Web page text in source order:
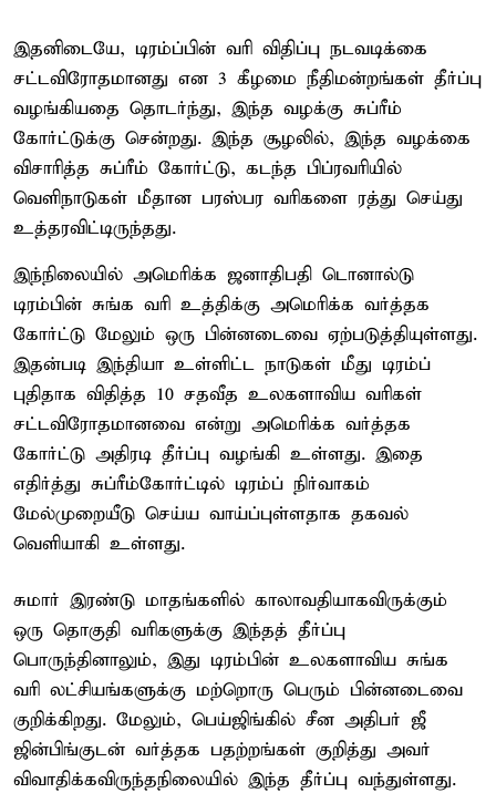
இதனிடையே, டிரம்ப்பின் வரி விதிப்பு நடவடிக்கை
சட்டவிரோதமானது என 3 கீழமை நீதிமன்றங்கள் தீர்ப்பு
வழங்கியதை தொடர்ந்து, இந்த வழக்கு சுப்ரீம்
கோர்ட்டுக்கு சென்றது. இந்த சூழலில், இந்த வழக்கை
விசாரித்த சுப்ரீம் கோர்ட்டு, கடந்த பிப்ரவரியில்
வெளிநாடுகள் மீதான பரஸ்பர வரிகளை ரத்து செய்து
உத்தரவிட்டிருந்தது.
இந்நிலையில் அமெரிக்க ஜனாதிபதி டொனால்டு
டிரம்பின் சுங்க வரி உத்திக்கு அமெரிக்க வர்த்தக
கோர்ட்டு மேலும் ஒரு பின்னடைவை ஏற்படுத்தியுள்ளது.
இதன்படி இந்தியா உள்ளிட்ட நாடுகள் மீது டிரம்ப்
புதிதாக விதித்த 10 சதவீத உலகளாவிய வரிகள்
சட்டவிரோதமானவை என்று அமெரிக்க வர்த்தக
கோர்ட்டு அதிரடி தீர்ப்பு வழங்கி உள்ளது. இதை
எதிர்த்து சுப்ரீம்கோர்ட்டில் டிரம்ப் நிர்வாகம்
மேல்முறையீடு செய்ய வாய்ப்புள்ளதாக தகவல்
வெளியாகி உள்ளது.
சுமார் இரண்டு மாதங்களில் காலாவதியாகவிருக்கும்
ஒரு தொகுதி வரிகளுக்கு இந்தத் தீர்ப்பு
பொருந்தினாலும், இது டிரம்பின் உலகளாவிய சுங்க
வரி லட்சியங்களுக்கு மற்றொரு பெரும் பின்னடைவை
குறிக்கிறது. மேலும், பெய்ஜிங்கில் சீன அதிபர் ஜீ
ஜின்பிங்குடன் வர்த்தக பதற்றங்கள் குறித்து அவர்
விவாதிக்கவிருந்தநிலையில் இந்த தீர்ப்பு வந்துள்ளது.